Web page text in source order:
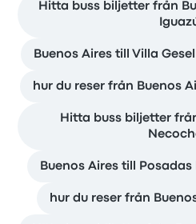
Hitta buss biljetter från
Buenos Aires till Villa
hur du reser från Buenos
Hitta buss biljetter
Buenos Aires till
hur du reser från